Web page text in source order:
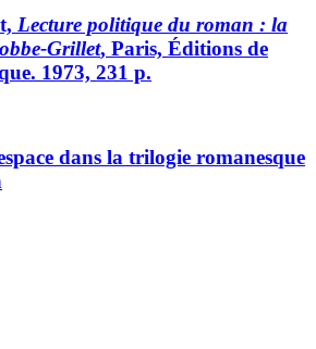
Lecture politique du roman : la
Grillet, Paris, Éditions de
1973, 231 p.
dans la trilogie romanesque